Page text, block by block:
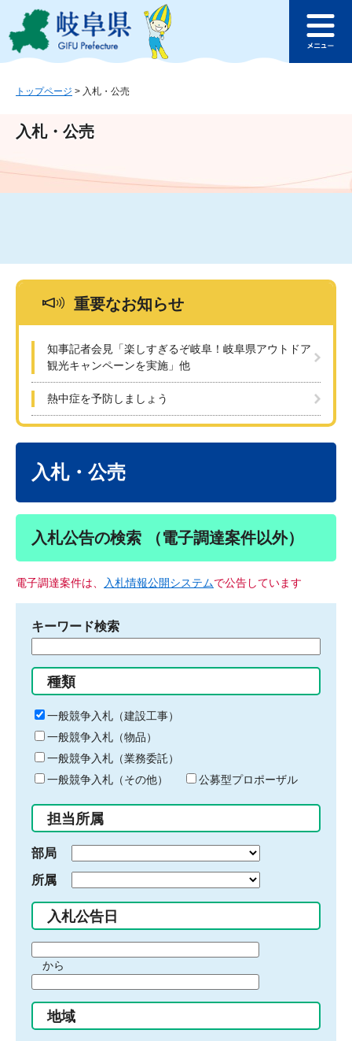
ジ
ュ
文
このページの本文へ
ュ
トップページ > 入札・公売
入札・公売
重要なお知らせ
知事記者会見「楽しすぎるぞ岐阜！岐阜県アウトドア
観光キャンペーンを実施」他
熱中症を予防しましょう
入札・公売
入札公告の検索 （電子調達案件以外）
電子調達案件は、 入札情報公開システムで公告しています
キーワード検索
る
キ
ー
ワ
ー
ド
入
力
種類
一般競争入札（建設工事）
一般競争入札（物品）
一般競争入札（業務委託）
一般競争入札（その他）
公募型プロポーザル
担当所属
部局
所属
入札公告日
間
始
り
から
間
終
地域